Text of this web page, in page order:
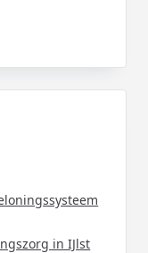
in IJlst